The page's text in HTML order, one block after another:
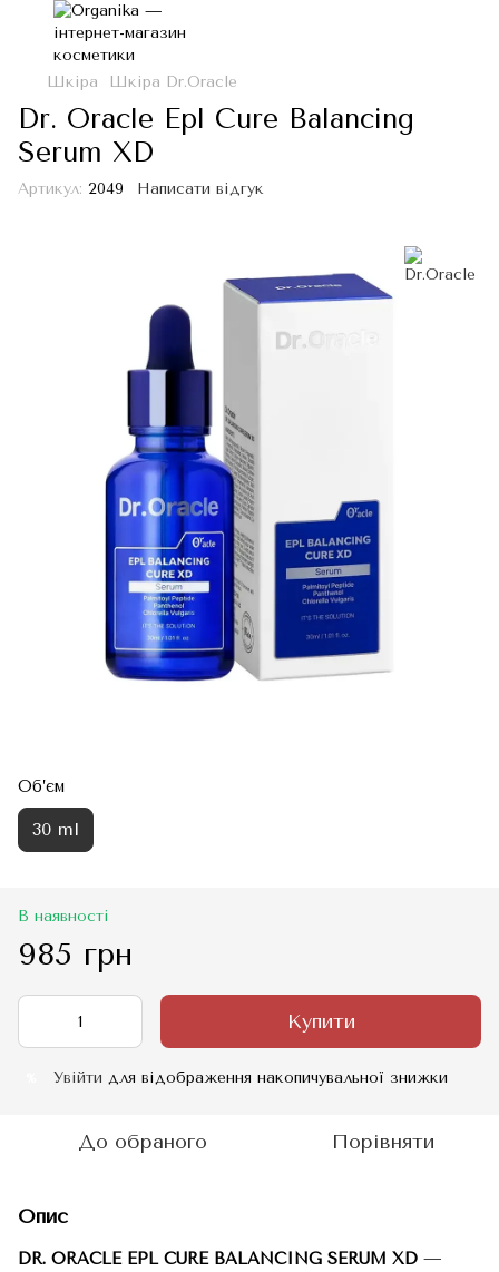
Шкіра Шкіра Dr.Oracle
Dr. Oracle Epl Cure Balancing
Serum XD
Артикул: 2049 Написати відгук
Об’єм
30 ml
В наявності
985 грн
Купити
Увійти для відображення накопичувальної знижки
До обраного Порівняти
Опис
DR. ORACLE EPL CURE BALANCING SERUM XD —